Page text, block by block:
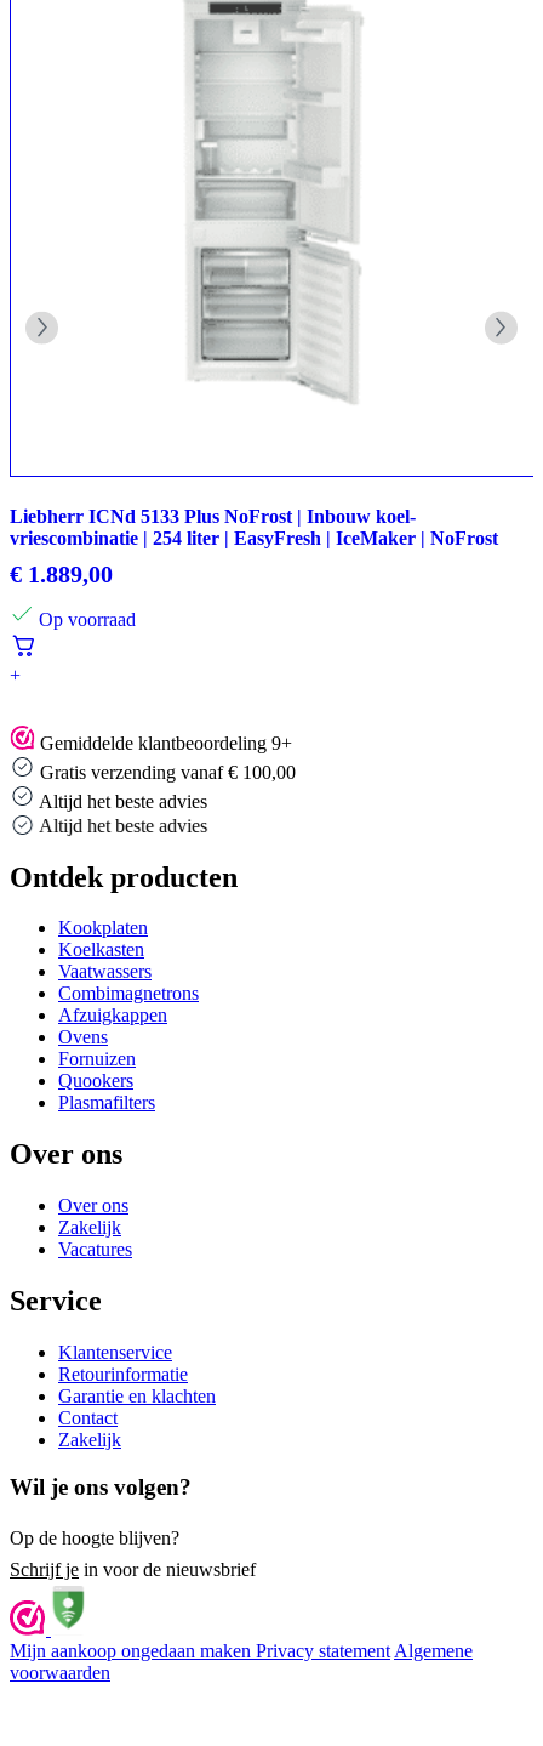
Liebherr ICNd 5133 Plus NoFrost | Inbouw koel-
vriescombinatie | 254 liter | EasyFresh | IceMaker | NoFrost
€ 1.889,00
Op voorraad
+
Gemiddelde klantbeoordeling 9+
Gratis verzending vanaf € 100,00
Altijd het beste advies
Altijd het beste advies
Ontdek producten
Kookplaten
Koelkasten
Vaatwassers
Combimagnetrons
Afzuigkappen
Ovens
Fornuizen
Quookers
Plasmafilters
Over ons
Over ons
Zakelijk
Vacatures
Service
Klantenservice
Retourinformatie
Garantie en klachten
Contact
Zakelijk
Wil je ons volgen?
Op de hoogte blijven?
Schrijf je in voor de nieuwsbrief
Mijn aankoop ongedaan maken Privacy statementAlgemene
voorwaarden